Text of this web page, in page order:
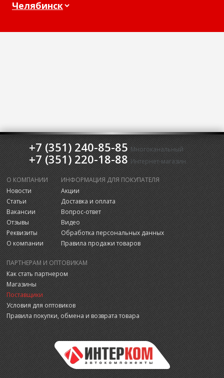
+7 (351) 240-85-85 Многоканальный
+7 (351) 220-18-88 Интернет-магазин
О КОМПАНИИ
Новости
Статьи
Вакансии
Отзывы
Реквизиты
О компании
ИНФОРМАЦИЯ ДЛЯ ПОКУПАТЕЛЯ
Акции
Доставка и оплата
Вопрос-ответ
Видео
Обработка персональных данных
Правила продажи товаров
ПАРТНЕРАМ И ОПТОВИКАМ
Как стать партнером
Магазины
Поставщики
Условия для оптовиков
Правила покупки, обмена и возврата товара